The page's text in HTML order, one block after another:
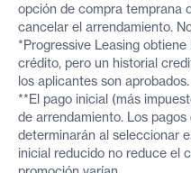
opción de compra temprana
cancelar el arrendamiento.
*Progressive Leasing
crédito, pero un historial
los aplicantes son aprobados.
**El pago inicial (más
de arrendamiento. Los
determinarán al seleccionar
inicial reducido no reduce el